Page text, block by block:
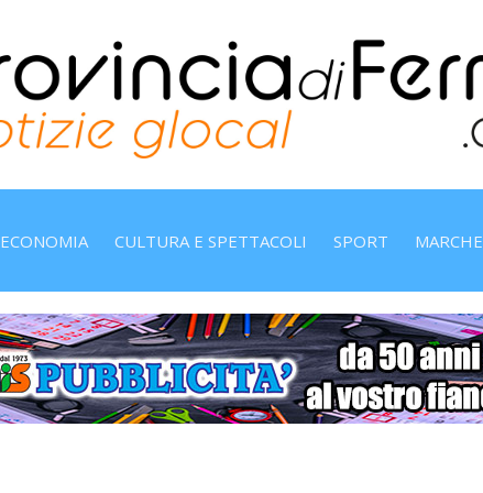
ECONOMIA CULTURA E SPETTACOLI SPORT MARCHE